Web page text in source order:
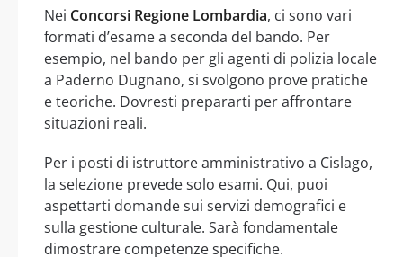
Nei Concorsi Regione Lombardia, ci sono vari
formati d’esame a seconda del bando. Per
esempio, nel bando per gli agenti di polizia locale
a Paderno Dugnano, si svolgono prove pratiche
e teoriche. Dovresti prepararti per affrontare
situazioni reali.
Per i posti di istruttore amministrativo a Cislago,
la selezione prevede solo esami. Qui, puoi
aspettarti domande sui servizi demografici e
sulla gestione culturale. Sarà fondamentale
dimostrare competenze specifiche.